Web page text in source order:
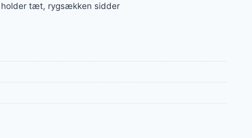
holder tæt, rygsækken sidder